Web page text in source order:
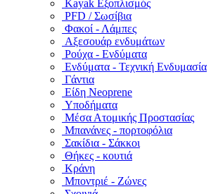
Kayak Εξοπλισμός
PFD / Σωσίβια
Φακοί - Λάμπες
Αξεσουάρ ενδυμάτων
Ρούχα - Ενδύματα
Ενδύματα - Τεχνική Ενδυμασία
Γάντια
Είδη Neoprene
Υποδήματα
Μέσα Ατομικής Προστασίας
Μπανάνες - πορτοφόλια
Σακίδια - Σάκκοι
Θήκες - κουτιά
Κράνη
Μποντριέ - Ζώνες